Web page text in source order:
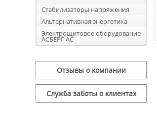
Стабилизаторы напряжения
Альтернативная энергетика
Электрощитовое оборудование
АСБЕРГ АС
Отзывы о компании
Служба заботы о клиентах